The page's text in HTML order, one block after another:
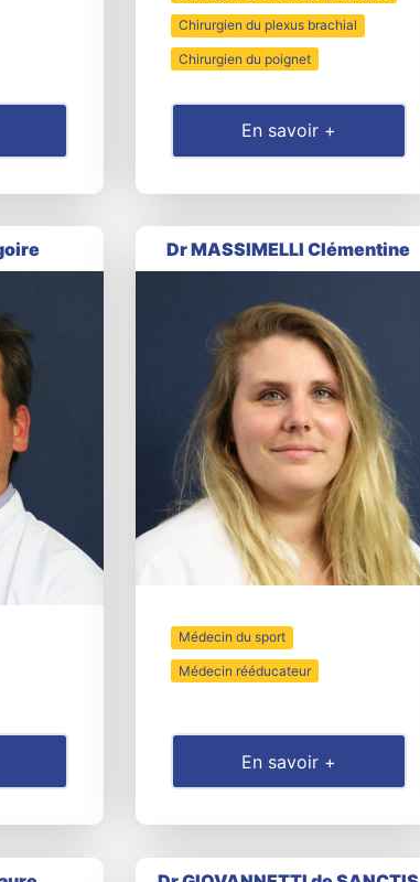
Chirurgien du plexus brachial
Chirurgien du poignet
En savoir +
Dr MASSIMELLI Clémentine
Médecin du sport
Médecin rééducateur
En savoir +